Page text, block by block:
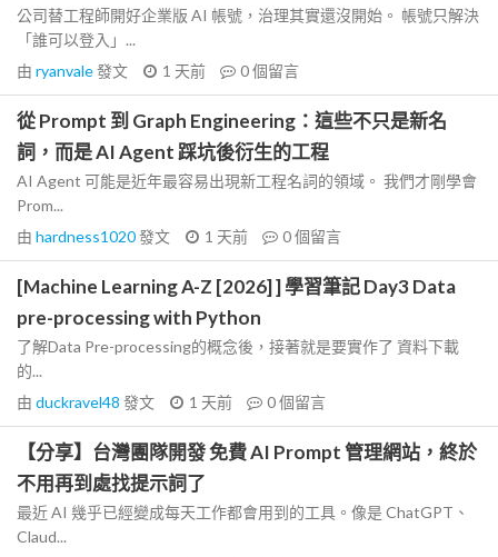
公司替工程師開好企業版 AI 帳號，治理其實還沒開始。 帳號只解決
「誰可以登入」...
由 ryanvale發文 1 天前 0個留言
從 Prompt 到 Graph Engineering：這些不只是新名
詞，而是 AI Agent 踩坑後衍生的工程
AI Agent 可能是近年最容易出現新工程名詞的領域。 我們才剛學會
Prom...
由 hardness1020發文 1 天前 0個留言
[Machine Learning A-Z [2026] ] 學習筆記 Day3 Data
pre-processing with Python
了解Data Pre-processing的概念後，接著就是要實作了 資料下載
的...
由 duckravel48 發文 1 天前 0個留言
【分享】台灣團隊開發 免費 AI Prompt 管理網站，終於
不用再到處找提示詞了
最近 AI 幾乎已經變成每天工作都會用到的工具。像是 ChatGPT、
Claud...